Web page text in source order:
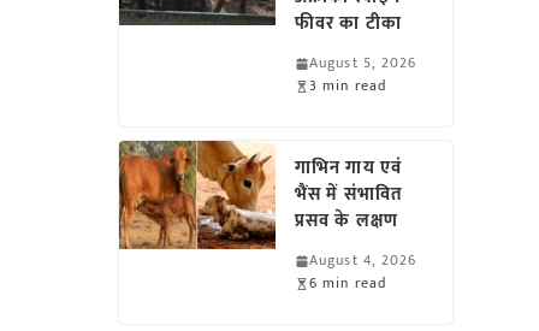
फीवर का टीका
August 5, 2026
3 min read
गाभिन गाय एवं
भैंस में संभावित
प्रसव के लक्षण
August 4, 2026
6 min read